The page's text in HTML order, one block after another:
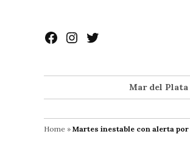
contenido
Facebook
Instagram
Twitter
Mar del Plata
Home » Martes inestable con alerta